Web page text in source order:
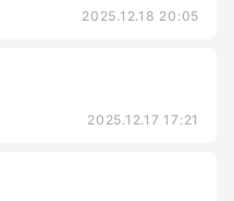
2025.12.18 20:05
2025.12.17 17:21